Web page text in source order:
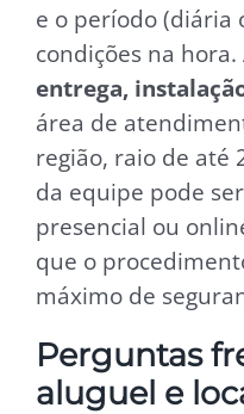
e o período (diária
condições na hora.
entrega,
área de
região, raio de até
da equipe pode
presencial ou
que o
máximo de
Perguntas
aluguel e